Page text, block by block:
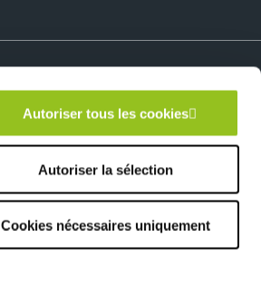
Autoriser tous les cookies
Autoriser la sélection
Cookies nécessaires uniquement